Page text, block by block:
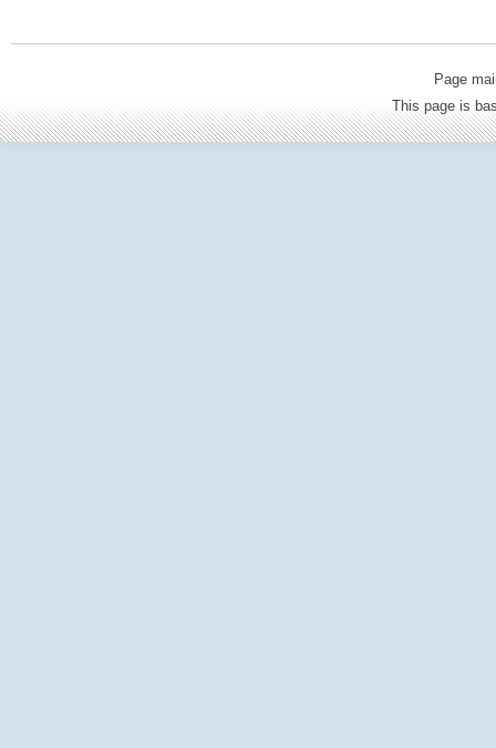
Page
This page is